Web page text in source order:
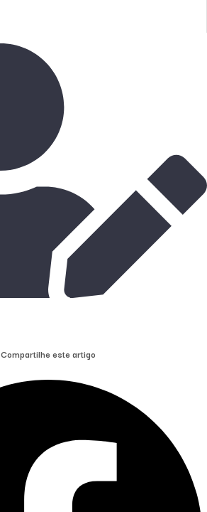
Compartilhe este artigo